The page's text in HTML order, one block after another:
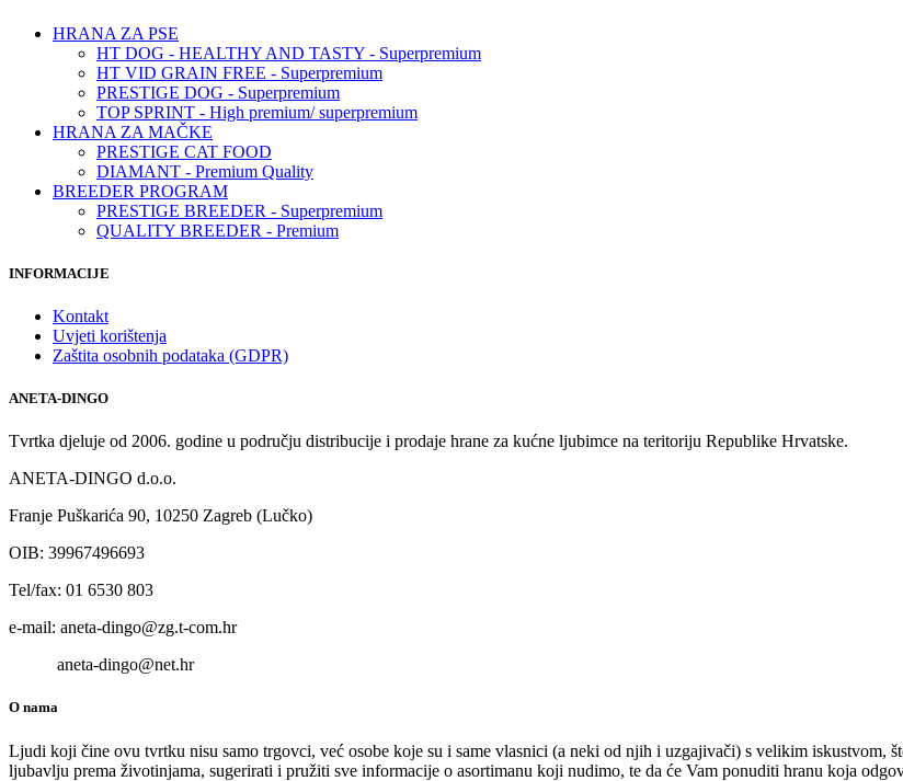
HRANA ZA PSE
HT DOG - HEALTHY AND TASTY - Superpremium
HT VID GRAIN FREE - Superpremium
PRESTIGE DOG - Superpremium
TOP SPRINT - High premium/ superpremium
HRANA ZA MAČKE
PRESTIGE CAT FOOD
DIAMANT - Premium Quality
BREEDER PROGRAM
PRESTIGE BREEDER - Superpremium
QUALITY BREEDER - Premium
INFORMACIJE
Kontakt
Uvjeti korištenja
Zaštita osobnih podataka (GDPR)
ANETA-DINGO
Tvrtka djeluje od 2006. godine u području distribucije i prodaje hrane za kućne ljubimce na teritoriju Republike Hrvatske.
ANETA-DINGO d.o.o.
Franje Puškarića 90, 10250 Zagreb (Lučko)
OIB: 39967496693
Tel/fax: 01 6530 803
e-mail: aneta-dingo@zg.t-com.hr
aneta-dingo@net.hr
O nama
Ljudi koji čine ovu tvrtku nisu samo trgovci, već osobe koje su i same vlasnici (a neki od njih i uzgajivači) s velikim iskustvom,
ljubavlju prema životinjama, sugerirati i pružiti sve informacije o asortimanu koji nudimo, te da će Vam ponuditi hranu koja